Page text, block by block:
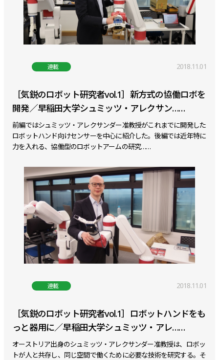
連載 2018.11.01
［気鋭のロボット研究者vol.1］新方式の協働ロボを
開発／早稲田大学シュミッツ・アレクサン……
前編ではシュミッツ・アレクサンダー准教授がこれまでに開発した
ロボットハンド向けセンサーを中心に紹介した。後編では近年特に
力を入れる、協働型のロボットアームの研究……
連載 2018.11.01
［気鋭のロボット研究者vol.1］ロボットハンドをも
っと器用に／早稲田大学シュミッツ・アレ……
オーストリア出身のシュミッツ・アレクサンダー准教授は、ロボッ
トが人と共存し、同じ空間で働くために必要な技術を研究する。そ